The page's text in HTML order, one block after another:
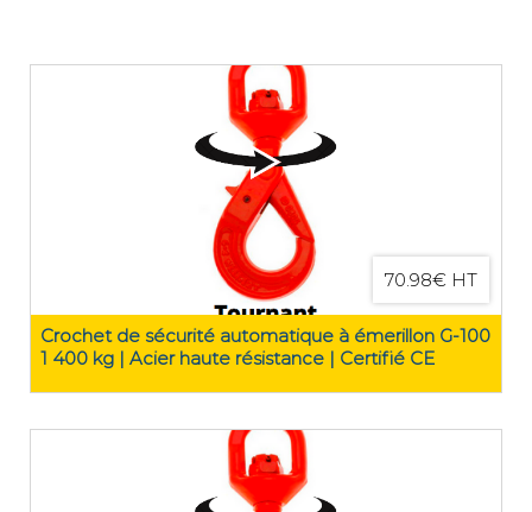
70.98€ HT
Crochet de sécurité automatique à émerillon G-100
1 400 kg | Acier haute résistance | Certifié CE